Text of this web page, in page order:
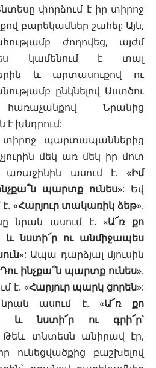
փորձում է իր տիրոջ
բարեկամներ շահել: Այն,
ժողովեց, այժմ
կամենում է տալ
և արտասուքով ու
ընկնելով Աստծու
Նրանից
է խնդրում:
պարտապաններից
մեկ առ մեկ իր մոտ
առաջինին ասում է. «Իմ
պարտք ունես»: Եվ
«Հարյուր տակառիկ ձեթ».
նրան ասում է. «Ա՜ռ քո
և նստի՜ր ու անմիջապես
»: Ապա դարձյալ մյուսին
Դու ինչքա՞ն պարտք ունես».
է. «Հարյուր պարկ ցորեն»:
ասում է. «Ա՜ռ քո
և նստի՜ր ու գրի՜ր՝
Թեև տնտեսն անիրավ էր,
ունեցվածքից բաշխելով